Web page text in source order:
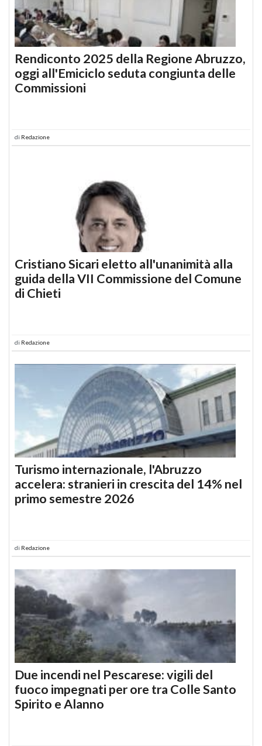
Rendiconto 2025 della Regione Abruzzo,
oggi all'Emiciclo seduta congiunta delle
Commissioni
di Redazione
Cristiano Sicari eletto all'unanimità alla
guida della VII Commissione del Comune
di Chieti
di Redazione
Turismo internazionale, l'Abruzzo
accelera: stranieri in crescita del 14% nel
primo semestre 2026
di Redazione
Due incendi nel Pescarese: vigili del
fuoco impegnati per ore tra Colle Santo
Spirito e Alanno